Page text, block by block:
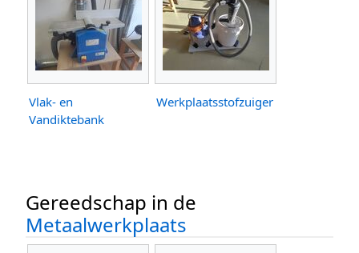
Vlak- en
Vandiktebank
Werkplaatsstofzuiger
Gereedschap in de
Metaalwerkplaats